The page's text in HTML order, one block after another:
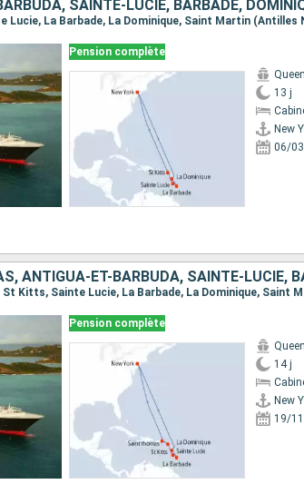
Pension complète
13 j
New
06/
Pension complète
14 j
New
19/